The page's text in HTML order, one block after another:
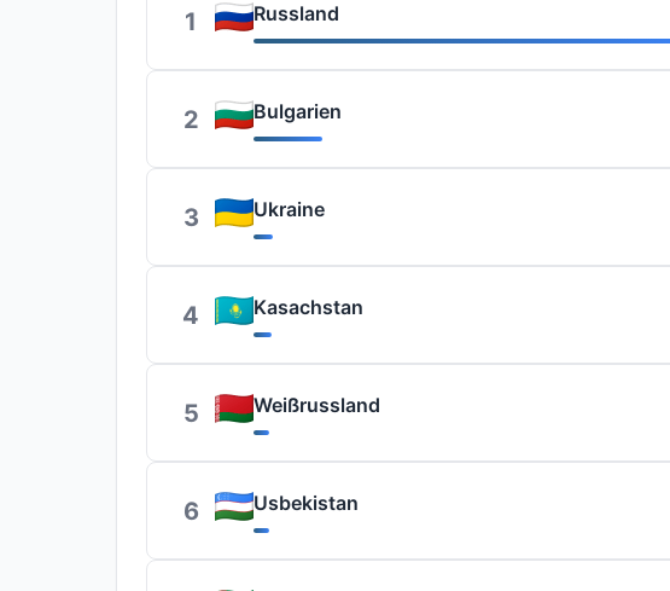
1 Russland
2 Bulgarien
3 Ukraine
4 Kasachstan
5 Weißrussland
6 Usbekistan